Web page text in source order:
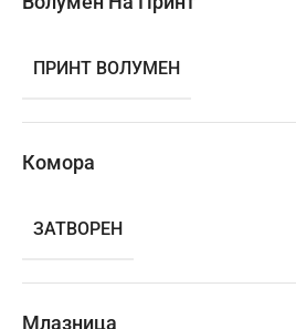
ПРИНТ ВОЛУМЕН
Комора
ЗАТВОРЕН
Млазница